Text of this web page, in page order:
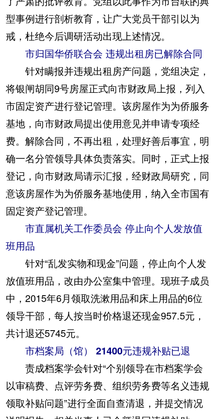
型事例进行剖析教育，让广大党员干部引以为
戒，杜绝今后调研活动出现上述情况。
市归国华侨联合会 违规出租房已解除合同
针对瞒报并违规出租房产问题，党组决定，
将银闸胡同9号房屋正式向市财政局上报，列入
市固定资产进行登记管理。该房屋作为为侨服务
基地，向市财政局提出使用意见并申请专项经
费。解除合同，不再出租，处理好善后事宜，明
确一名分管领导具体负责落实。同时，正式上报
登记，向市财政局请示汇报，经财政局研究，同
意该房屋作为为侨服务基地使用，纳入全市国有
固定资产登记管理。
市直属机关工作委员会 停止向个人发放值
班用品
针对“乱发实物和现金”问题，停止向个人发
放值班用品，改由办公室集中管理。现班子成员
中，2015年6月领取洗漱用品和床上用品的6位
领导干部，每人按当时价格退还现金957.5元，
共计退还5745元。
市档案局（馆） 21400元违规补贴已退
责成档案学会针对“个别领导在市档案学会
以审稿费、点评劳务费、组织劳务费等名义违规
领取补贴问题”进行全面自查清退，并提交情况